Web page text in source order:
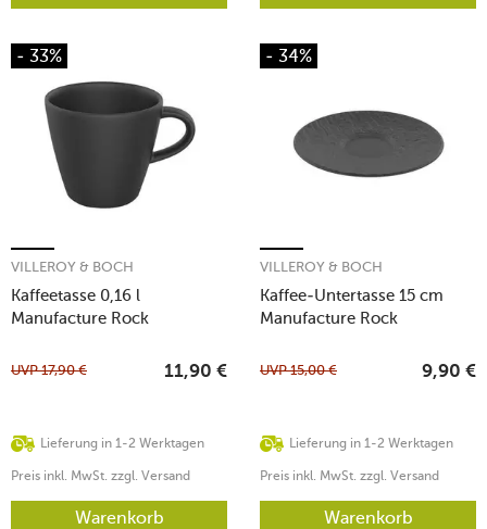
- 33%
Kaffeetasse 0,16 l
Manufacture Rock
VILLEROY & BOCH
Lieferung in 1-2 Werktagen
UVP17,90 € 11,90 €
Preis inkl. MwSt. zzgl. Versand
Warenkorb
- 34%
Kaffee-Untertasse 15 cm
Manufacture Rock
VILLEROY & BOCH
Lieferung in 1-2 Werktagen
UVP15,00 € 9,90 €
Preis inkl. MwSt. zzgl. Versand
Warenkorb